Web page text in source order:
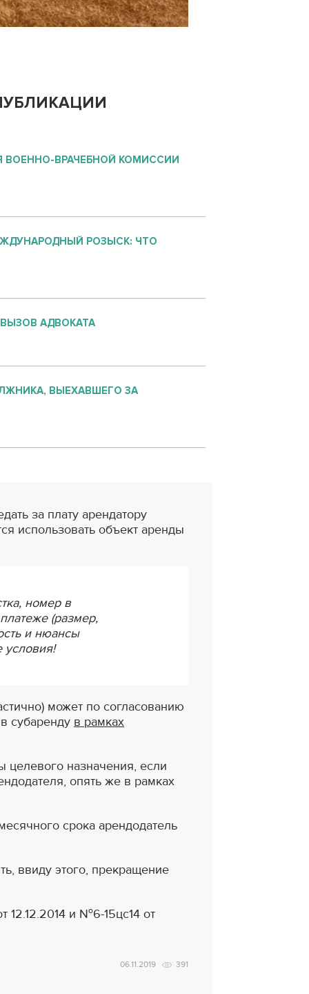
ВРАЧЕБНОЙ КОМИССИИ
РОЗЫСК: ЧТО
АДВОКАТА
ВЫЕХАВШЕГО ЗА
за плату арендатору
использовать объект аренды
номер в
(размер,
и нюансы
условия!
может по согласованию
субаренду в рамках
целевого назначения, если
опять же в рамках
срока арендодатель
ввиду этого, прекращение
12.12.2014 и №6-15цс14 от
06.11.2019 391